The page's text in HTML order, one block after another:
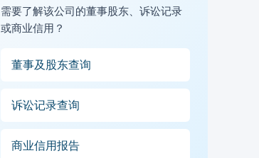
需要了解该公司的董事股东、诉讼记录
或商业信用？
董事及股东查询
诉讼记录查询
商业信用报告